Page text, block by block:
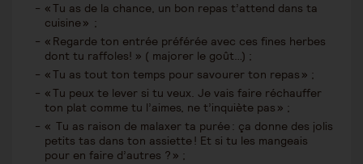
« Tu as de la chance, un bon repas t’attend dans ta
cuisine » ;
« Regarde ton entrée préférée avec ces fines herbes
dont tu raffoles! » ( majorer le goût…) ;
« Tu as tout ton temps pour savourer ton repas » ;
« Tu peux te lever si tu veux. Je vais faire réchauffer
ton plat comme tu l’aimes, ne t’inquiète pas » ;
« Tu as raison de malaxer ta purée : ça donne des jolis
petits tas dans ton assiette ! Et si tu les mangeais
pour en faire d’autres ? » ;